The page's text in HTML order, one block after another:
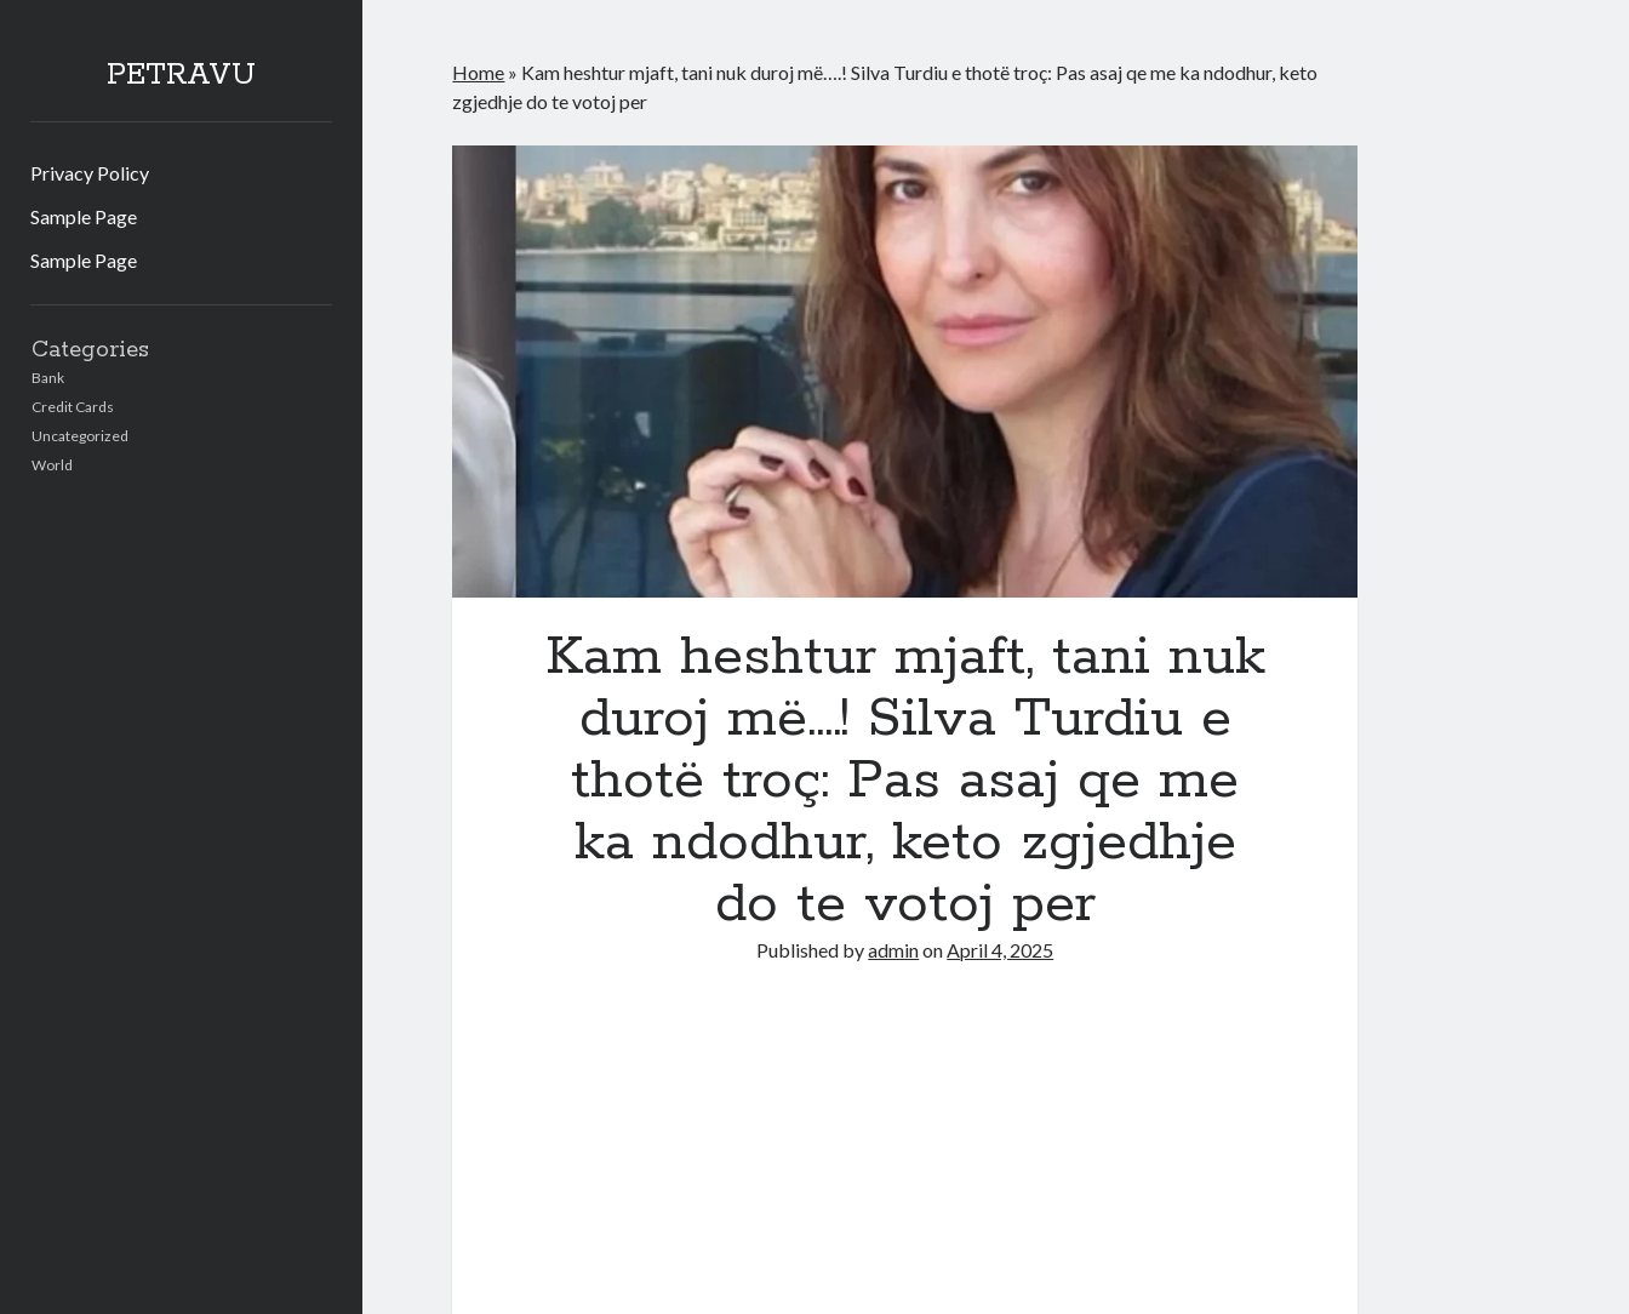
PETRAVU
Privacy Policy
Sample Page
Sample Page
Categories
Bank
Credit Cards
Uncategorized
World
Home » Kam heshtur mjaft, tani nuk duroj më….! Silva Turdiu e thotë troç: Pas asaj qe me ka ndodhur, keto
zgjedhje do te votoj per
Kam heshtur mjaft, tani nuk
duroj më….! Silva Turdiu e
thotë troç: Pas asaj qe me
ka ndodhur, keto zgjedhje
do te votoj per
Published byadminonApril 4, 2025